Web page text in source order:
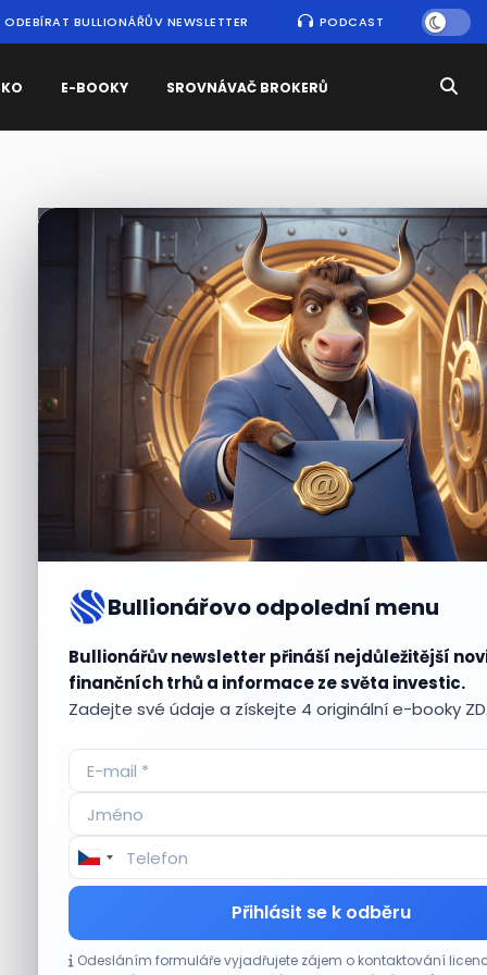
ODEBÍRAT BULLIONÁŘŮV NEWSLETTER PODCAST
E-BOOKY SROVNÁVAČ BROKERŮ
Bullionářovo odpolední menu
Bullionářův newsletter přináší nejdůležitější
finančních trhů a informace ze světa investic.
Zadejte své údaje a získejte 4 originální e-booky
Přihlásit se k odběru
Odesláním formuláře vyjadřujete zájem o kontaktování
Nejčtenějšízprávy
Aktuálnípříležitosti
Tesla míří na obrovský trh samořiditelných